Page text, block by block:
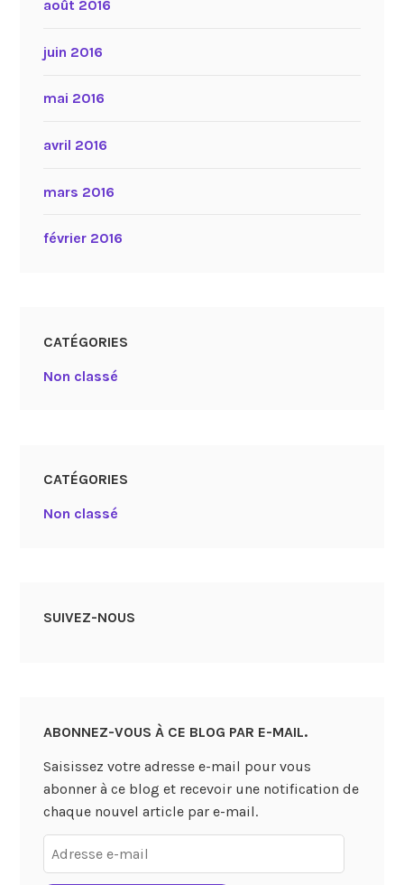
août 2016
juin 2016
mai 2016
avril 2016
mars 2016
février 2016
CATÉGORIES
Non classé
CATÉGORIES
Non classé
SUIVEZ-NOUS
ABONNEZ-VOUS À CE BLOG PAR E-MAIL.
Saisissez votre adresse e-mail pour vous
abonner à ce blog et recevoir une notification de
chaque nouvel article par e-mail.
e-